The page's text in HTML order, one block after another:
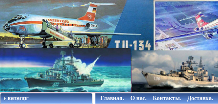
Главная. О нас. Контакты. Доставка.